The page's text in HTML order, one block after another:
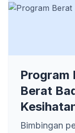
Program
Berat
Bimbingan